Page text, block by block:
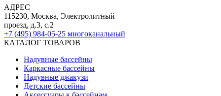
АДРЕС
115230, Москва, Электролитный
проезд, д.3, с.2
+7 (495) 984-05-25 многоканальный
КАТАЛОГ ТОВАРОВ
Надувные бассейны
Каркасные бассейны
Надувные джакузи
Детские бассейны